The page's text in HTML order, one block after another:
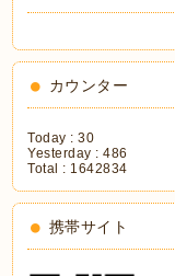
カウンター
Today :30
Yesterday :486
Total : 1642834
携帯サイト